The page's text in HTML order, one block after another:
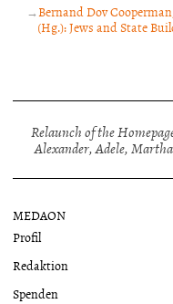
Bernand Dov
(Hg.): Jews and State
Relaunch of the
Alexander, Adele,
MEDAON
Profil
Redaktion
Spenden